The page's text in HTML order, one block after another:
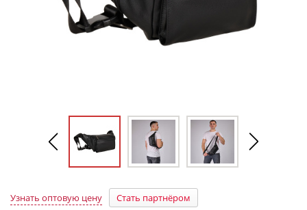
Узнать оптовую цену Стать партнёром